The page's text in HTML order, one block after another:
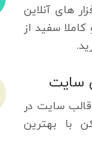
های آنلاین
سفید از
سایت
قالب سایت در
با بهترین